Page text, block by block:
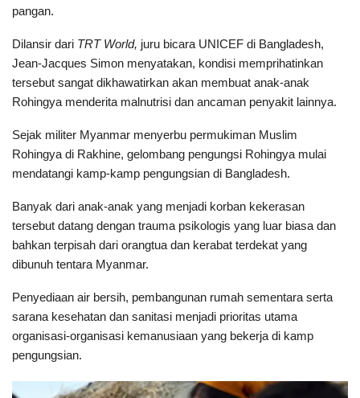
pangan.
Dilansir dari TRT World, juru bicara UNICEF di Bangladesh,
Jean-Jacques Simon menyatakan, kondisi memprihatinkan
tersebut sangat dikhawatirkan akan membuat anak-anak
Rohingya menderita malnutrisi dan ancaman penyakit lainnya.
Sejak militer Myanmar menyerbu permukiman Muslim
Rohingya di Rakhine, gelombang pengungsi Rohingya mulai
mendatangi kamp-kamp pengungsian di Bangladesh.
Banyak dari anak-anak yang menjadi korban kekerasan
tersebut datang dengan trauma psikologis yang luar biasa dan
bahkan terpisah dari orangtua dan kerabat terdekat yang
dibunuh tentara Myanmar.
Penyediaan air bersih, pembangunan rumah sementara serta
sarana kesehatan dan sanitasi menjadi prioritas utama
organisasi-organisasi kemanusiaan yang bekerja di kamp
pengungsian.